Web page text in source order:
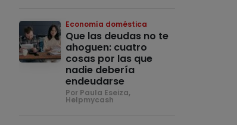
Economía doméstica
Que las deudas no te
ahoguen: cuatro
cosas por las que
nadie debería
endeudarse
Por Paula Eseiza,
Helpmycash